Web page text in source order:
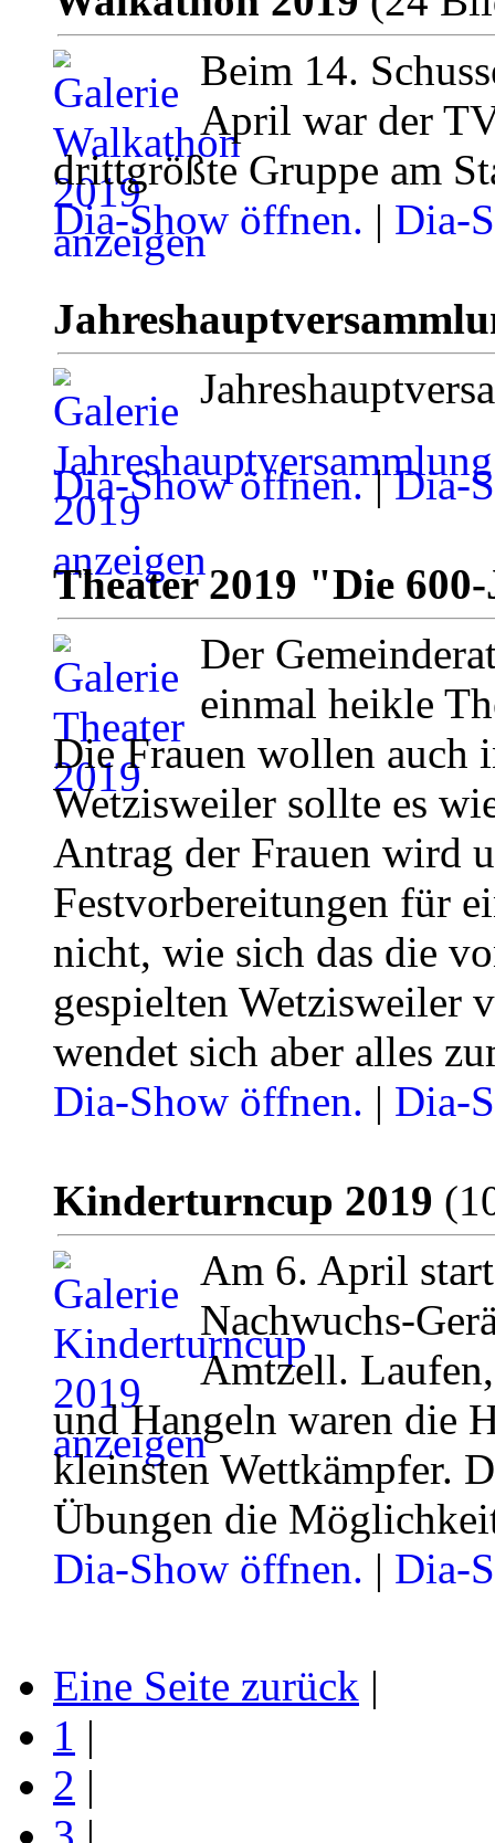
Beim 14.
April war der
drittgrößte Gruppe am
Dia-Show öffnen. | Dia-
Dia-Show öffnen.|Dia-
Theater 2019 "Die
Der
einmal heikle
Die Frauen wollen auch
Wetzisweiler sollte es
Antrag der Frauen wird
Festvorbereitungen für
nicht, wie sich das die
gespielten Wetzisweiler
wendet sich aber alles
Dia-Show öffnen. | Dia-
Kinderturncup 2019
Am 6. April
Nachwuchs-
Amtzell.
und Hangeln waren die
kleinsten Wettkämpfer.
Übungen die
Dia-Show öffnen. | Dia-
Eine Seite zurück |
1 |
2 |